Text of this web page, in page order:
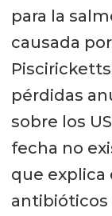
para la
causada
pérdidas
sobre los
fecha no
que explica
antibióticos